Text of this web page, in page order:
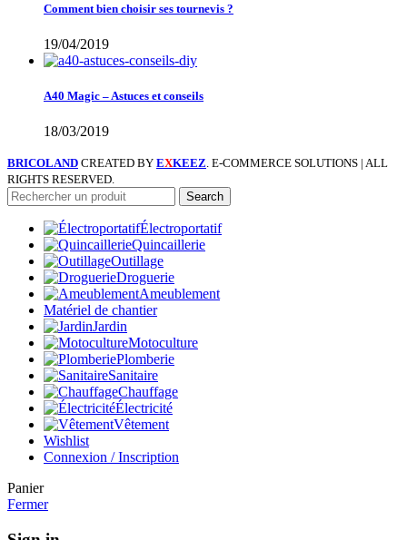
Comment bien choisir ses tournevis ?
19/04/2019
A40 Magic – Astuces et conseils
18/03/2019
BRICOLAND CREATED BY EXKEEZ. E-COMMERCE SOLUTIONS | ALL
RIGHTS RESERVED.
Search
Électroportatif
Quincaillerie
Outillage
Droguerie
Ameublement
Matériel de chantier
Jardin
Motoculture
Plomberie
Sanitaire
Chauffage
Électricité
Vêtement
Wishlist
Connexion / Inscription
Panier
Fermer